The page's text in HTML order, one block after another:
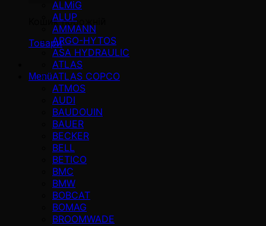
Кошик порожній
Товари
Menü
ALMiG
ALUP
AMMANN
ARGO-HYTOS
ASA HYDRAULIC
ATLAS
ATLAS COPCO
ATMOS
AUDI
BAUDOUIN
BAUER
BECKER
BELL
BETICO
BMC
BMW
BOBCAT
BOMAG
BROOMWADE